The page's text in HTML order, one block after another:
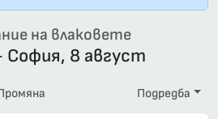
на влаковете
8 август
Подредба